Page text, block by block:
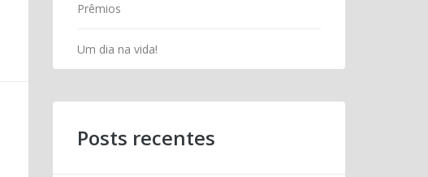
Prêmios
Um dia na vida!
Posts recentes